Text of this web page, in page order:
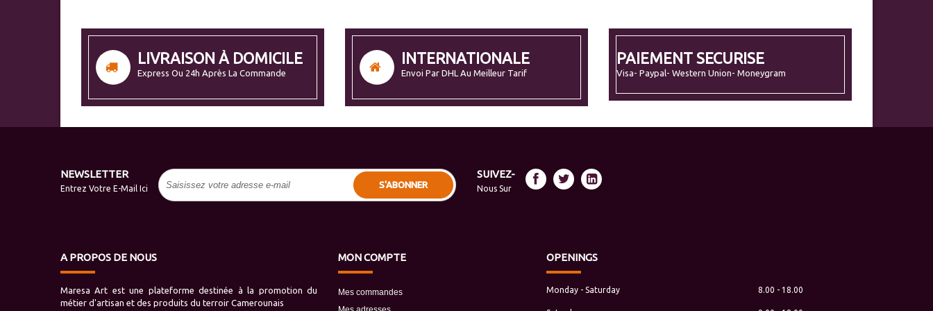
LIVRAISON À DOMICILE
Express Ou 24h Après La Commande
INTERNATIONALE
Envoi Par DHL Au Meilleur Tarif
PAIEMENT SECURISE
Visa- Paypal- Western Union- Moneygram
NEWSLETTER
Entrez Votre E-Mail Ici S'ABONNER
SUIVEZ-
Nous Sur
A PROPOS DE NOUS
Maresa Art est une plateforme destinée à la promotion du
métier d'artisan et des produits du terroir Camerounais
MONCOMPTE
Mes commandes
OPENINGS
Monday - Saturday 8.00 - 18.00